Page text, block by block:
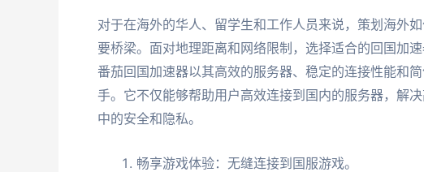
对于在海外的华人、留学生和工作人员来说，策划海外
要桥梁。面对地理距离和网络限制，选择适合的回国加
番茄回国加速器以其高效的服务器、稳定的连接性能和
手。它不仅能够帮助用户高效连接到国内的服务器，解
中的安全和隐私。
畅享游戏体验：无缝连接到国服游戏。